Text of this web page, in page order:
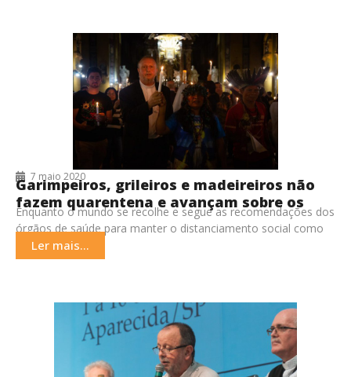
7 maio 2020
Garimpeiros, grileiros e madeireiros não
fazem quarentena e avançam sobre os
povos indígenas
Enquanto o mundo se recolhe e segue as recomendações dos
órgãos de saúde para manter o distanciamento social como
forma de conter o avanço
Ler mais...